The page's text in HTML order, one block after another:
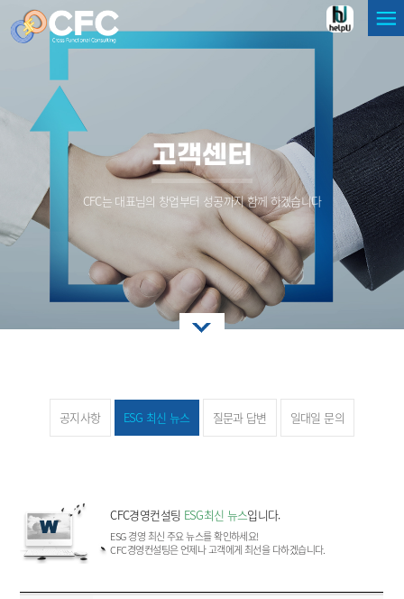
고객센터
CFC는 대표님의 창업부터 성공까지 함께 하겠습니다
공지사항 ESG 최신 뉴스 질문과 답변 일대일 문의
CFC경영컨설팅 ESG최신 뉴스입니다.
ESG 경영 최신 주요 뉴스를 확인하세요!
CFC경영컨설팅은 언제나 고객에게 최선을 다하겠습니다.